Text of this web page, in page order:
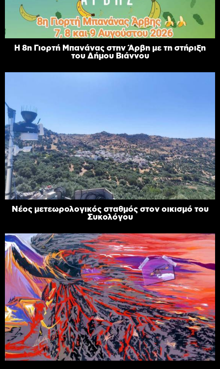
Η 8η Γιορτή Μπανάνας στην Άρβη με τη στήριξη
του Δήμου Βιάννου
Νέος μετεωρολογικός σταθμός στον οικισμό του
Συκολόγου